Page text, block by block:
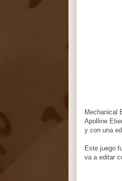
Mechanical
Apolline
y con una
Este juego
va a editar